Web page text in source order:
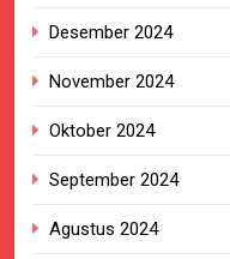
Desember 2024
November 2024
Oktober 2024
September 2024
Agustus 2024